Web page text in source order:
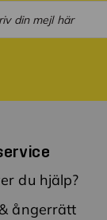
du hjälp?
ångerrätt